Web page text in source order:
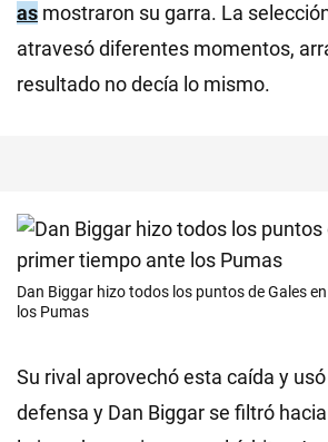
as mostraron su garra. La
atravesó diferentes momentos,
resultado no decía lo mismo.
Dan Biggar hizo todos los puntos de Gales
los Pumas
Su rival aprovechó esta caída y
defensa y Dan Biggar se filtró